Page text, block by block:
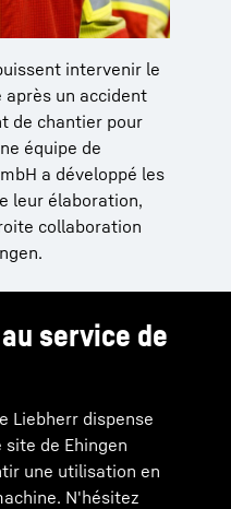
intervenir le
un accident
de chantier pour
équipe de
a développé les
leur élaboration,
collaboration
service de
Liebherr dispense
de Ehingen
une utilisation en
N'hésitez